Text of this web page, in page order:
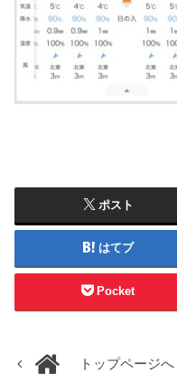
ポスト
はてブ
Pocket
トップページへ